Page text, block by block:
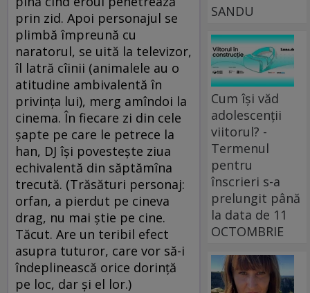
prin zid. Apoi personajul se
plimbă împreună cu
naratorul, se uită la televizor,
îl latră cîinii (animalele au o
atitudine ambivalentă în
privinţa lui), merg amîndoi la
cinema. În fiecare zi din cele
şapte pe care le petrece la
han, DJ îşi povesteşte ziua
echivalentă din săptămîna
trecută. (Trăsături personaj:
orfan, a pierdut pe cineva
drag, nu mai ştie pe cine.
Tăcut. Are un teribil efect
asupra tuturor, care vor să-i
îndeplinească orice dorinţă
pe loc, dar şi el lor.)
SANDU
Cum își văd
adolescenții
viitorul? -
Termenul
pentru
înscrieri s-a
prelungit până
la data de 11
OCTOMBRIE